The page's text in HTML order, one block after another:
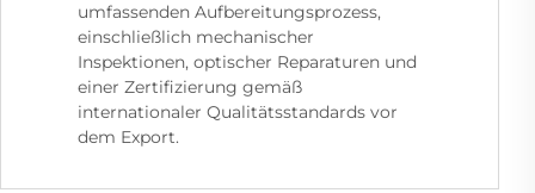
umfassenden Aufbereitungsprozess,
einschließlich mechanischer
Inspektionen, optischer Reparaturen und
einer Zertifizierung gemäß
internationaler Qualitätsstandards vor
dem Export.